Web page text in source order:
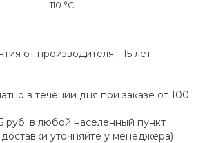
110 °C
от производителя - 15 лет
в течении дня при заказе от 100
руб. в любой населенный пункт
уточняйте у менеджера)